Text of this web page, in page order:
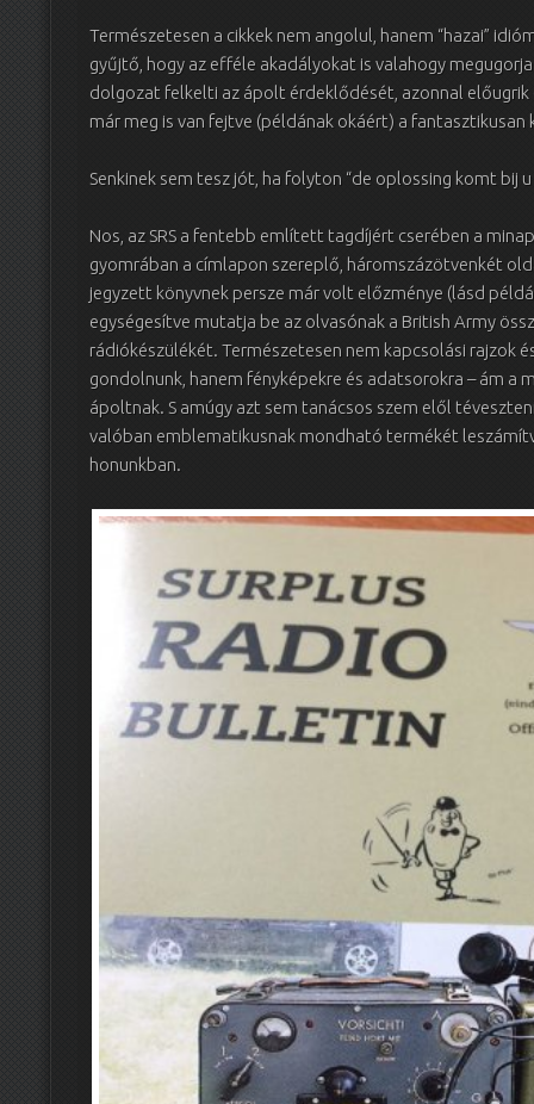
Természetesen a cikkek nem angolul, hanem “hazai”
gyűjtő, hogy az efféle akadályokat is valahogy
dolgozat felkelti az ápolt érdeklődését, azonnal előugrik
már meg is van fejtve (példának okáért) a
Senkinek sem tesz jót, ha folyton “de oplossing komt bij
Nos, az SRS a fentebb említett tagdíjért cserében a
gyomrában a címlapon szereplő, háromszázötvenkét
jegyzett könyvnek persze már volt előzménye (lásd
egységesítve mutatja be az olvasónak a British Army
rádiókészülékét. Természetesen nem kapcsolási rajzok
gondolnunk, hanem fényképekre és adatsorokra – ám a
ápoltnak. S amúgy azt sem tanácsos szem elől
valóban emblematikusnak mondható termékét
honunkban.